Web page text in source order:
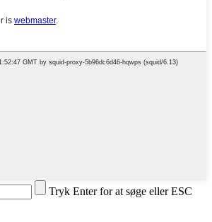
Tryk Enter for at søge eller ESC